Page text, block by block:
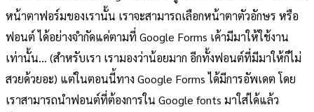
หน้าตาฟอร์มของเรานั้น เราจะสามารถเลือกหน้าตาตัวอักษร หรือ
ฟอนต์ ได้อย่างจำกัดแค่ตามที่ Google Forms เค้ามีมาให้ใช้งาน
เท่านั้น... (สำหรับเรา เรามองว่าน้อยมาก อีกทั้งฟอนต์ที่มีมาให้ก็ไม่
สวยด้วยอะ) แต่ในตอนนี้ทาง Google Forms ได้มีการอัพเดต โดย
เราสามารถนำฟอนต์ที่ต้องการใน Google fonts มาใส่ได้แล้ว